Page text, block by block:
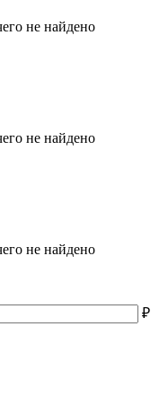
не найдено
не найдено
не найдено
₽